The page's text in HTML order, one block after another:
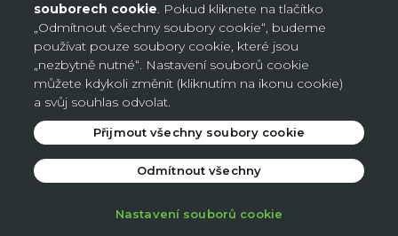
Česko (CZK Kč)
Země
Bosna a Hercegovina (BAM КМ)
Česko (CZK Kč)
Německo (EUR €)
souborech cookie. Pokud kliknete na tlačítko
„Odmítnout všechny soubory cookie“, budeme
používat pouze soubory cookie, které jsou
„nezbytně nutné“. Nastavení souborů cookie
můžete kdykoli změnit (kliknutím na ikonu cookie)
a svůj souhlas odvolat.
Nastavení souborů cookie
Odmítnout všechny
Přijmout všechny soubory cookie